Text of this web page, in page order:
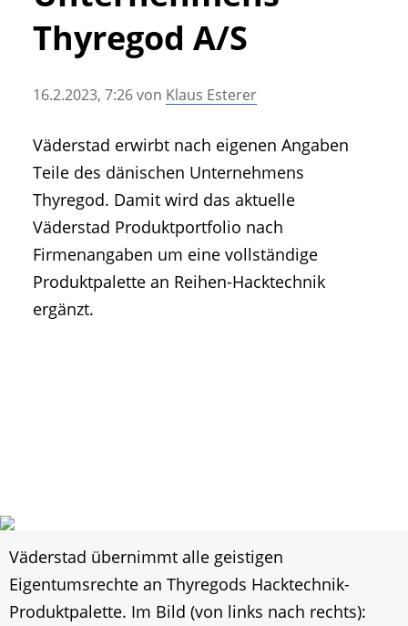
• Messen und Veranstaltungen
• Agritechnica Neuheiten Archiv
Thyregod A/S
16.2.2023, 7:26von Klaus Esterer
Väderstad erwirbt nach eigenen Angaben
Teile des dänischen Unternehmens
Thyregod. Damit wird das aktuelle
Väderstad Produktportfolio nach
Firmenangaben um eine vollständige
Produktpalette an Reihen-Hacktechnik
ergänzt.
Väderstad übernimmt alle geistigen
Eigentumsrechte an Thyregods Hacktechnik-
Produktpalette. Im Bild (von links nach rechts):